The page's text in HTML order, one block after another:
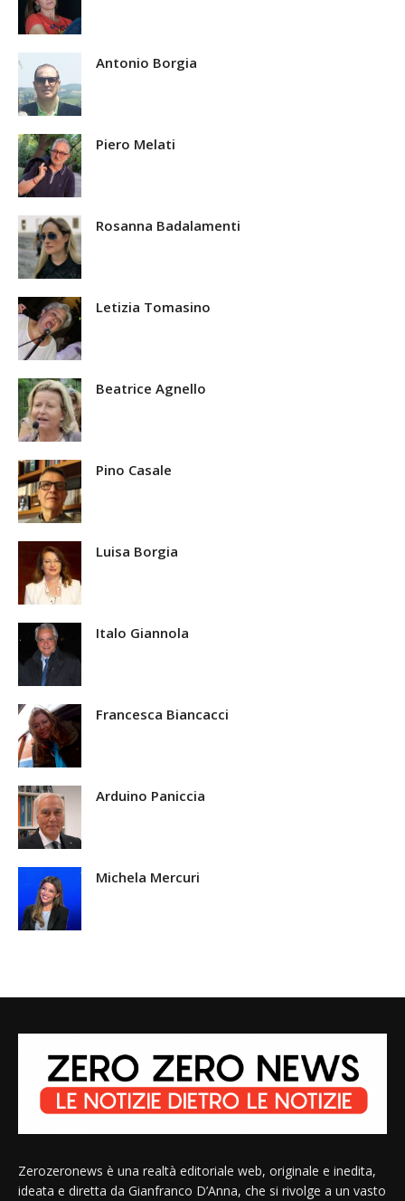
Antonio Borgia
Piero Melati
Rosanna Badalamenti
Letizia Tomasino
Beatrice Agnello
Pino Casale
Luisa Borgia
Italo Giannola
Francesca Biancacci
Arduino Paniccia
Michela Mercuri
Zerozeronews è una realtà editoriale web, originale e inedita,
ideata e diretta da Gianfranco D’Anna, che si rivolge a un vasto